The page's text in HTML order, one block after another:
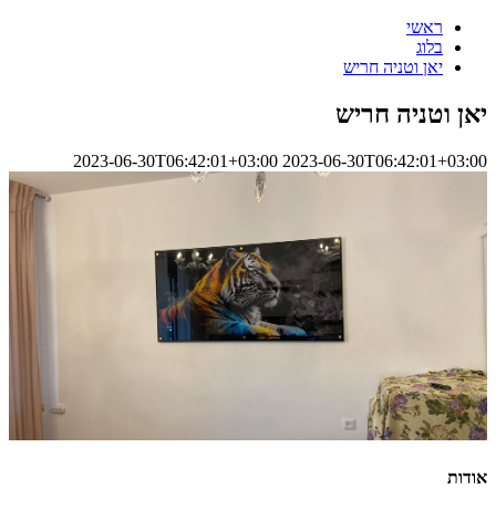
ראשי
בלוג
יאן וטניה חריש
יאן וטניה חריש
2023-06-30T06:42:01+03:00 2023-06-30T06:42:01+03:00
אודות